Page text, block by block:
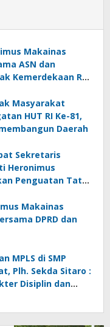
Makainas
ASN dan
Kemerdekaan RI
Masyarakat
HUT RI Ke-81,
Daerah
Sekretaris
Heronimus
Penguatan Tata
Makainas
DPRD dan
MPLS di SMP
Plh. Sekda Sitaro :
Disiplin dan